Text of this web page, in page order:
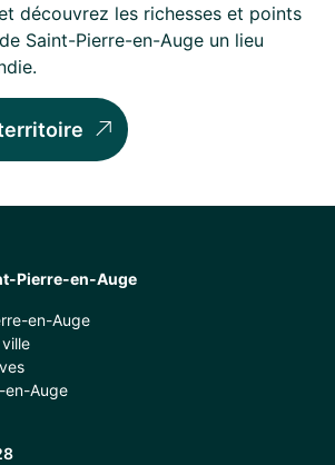
découvrez les richesses et points
Saint-Pierre-en-Auge un lieu
Pierre-en-Auge
en-Auge
en-Auge